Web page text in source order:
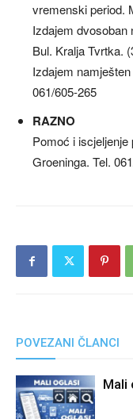
vremenski period.
Izdajem dvosoban
Bul. Kralja Tvrtka.
Izdajem
061/605-265
RAZNO
Pomoć i
Groeninga. Tel.
POVEZANI ČLANCI
Mali